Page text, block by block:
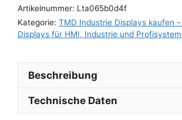
Artikelnummer: Lta065b0d4f
Kategorie: TMD Industrie Displays kaufen
Displays für HMI, Industrie und
Beschreibung
Technische Daten